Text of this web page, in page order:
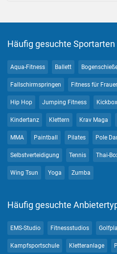
Häufig gesuchte Sportarten
Aqua-Fitness Ballett
Fallschirmspringen Fitness für
Hip Hop Jumping Fitness
Kindertanz Klettern Krav Maga
MMA Paintball Pilates Pole
Selbstverteidigung Tennis Thai-
Wing Tsun Yoga Zumba
Häufig gesuchte
EMS-Studio Fitnessstudios
Kampfsportschule Kletteranlage